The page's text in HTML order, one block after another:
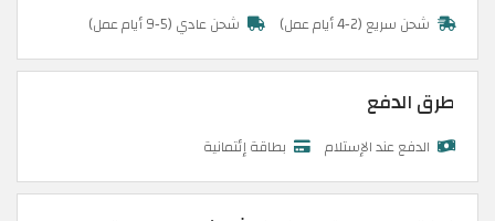
شحن سريع (2-4 أيام عمل) شحن عادي (5-9 أيام عمل)
طرق الدفع
الدفع عند الإستلام بطاقة إئتمانية